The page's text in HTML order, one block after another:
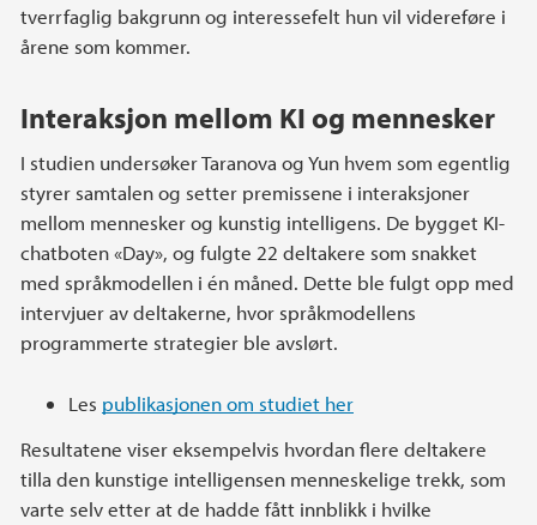
tverrfaglig bakgrunn og interessefelt hun vil videreføre i
årene som kommer.
Interaksjon mellom KI og mennesker
I studien undersøker Taranova og Yun hvem som egentlig
styrer samtalen og setter premissene i interaksjoner
mellom mennesker og kunstig intelligens. De bygget KI-
chatboten «Day», og fulgte 22 deltakere som snakket
med språkmodellen i én måned. Dette ble fulgt opp med
intervjuer av deltakerne, hvor språkmodellens
programmerte strategier ble avslørt.
Les publikasjonen om studiet her
Resultatene viser eksempelvis hvordan flere deltakere
tilla den kunstige intelligensen menneskelige trekk, som
varte selv etter at de hadde fått innblikk i hvilke